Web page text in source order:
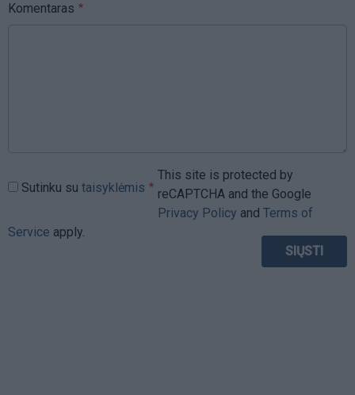
Komentaras
Sutinku su taisyklėmis
This site is protected by
reCAPTCHA and the Google
Privacy Policy and Terms of
Service apply.